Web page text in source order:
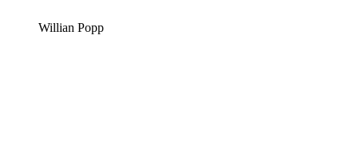
Willian Popp